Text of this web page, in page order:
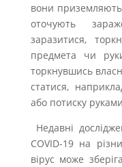
вони
оточують
заразитися,
предмета чи
торкнувшись
статися,
або потиску
Недавні
COVID-19 на
вірус може